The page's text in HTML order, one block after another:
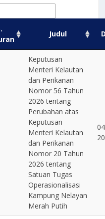
Judul
Keputusan
Menteri Kelautan
dan Perikanan
Nomor 56 Tahun
2026 tentang
Perubahan atas
Keputusan
Menteri Kelautan
dan Perikanan
Nomor 20 Tahun
2026 tentang
Satuan Tugas
Operasionalisasi
Kampung Nelayan
Merah Putih